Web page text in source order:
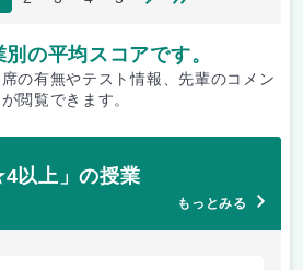
の平均スコアです。
の有無やテスト情報、先輩のコメン
が閲覧できます。
以上」の授業
もっとみる